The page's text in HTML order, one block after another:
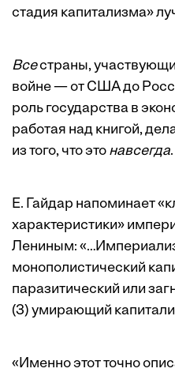
стадия капитализма»
Всестраны,
войне — от США до
роль государства в
работая над книгой,
из того, что это навсегда.
Е. Гайдар напоминает
характеристики»
Лениным:
монополистический
паразитический или
(3) умирающий
«Именно этот точно